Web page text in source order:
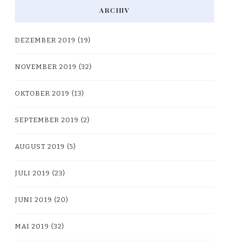
ARCHIV
DEZEMBER 2019 (19)
NOVEMBER 2019 (32)
OKTOBER 2019 (13)
SEPTEMBER 2019 (2)
AUGUST 2019 (5)
JULI 2019 (23)
JUNI 2019 (20)
MAI 2019 (32)